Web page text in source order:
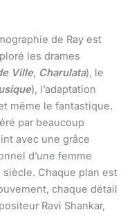
de Ray est
les drames
Ville, Charulata), le
), l’adaptation
même le fantastique.
par beaucoup
avec une grâce
d’une femme
Chaque plan est
chaque détail
Ravi Shankar,